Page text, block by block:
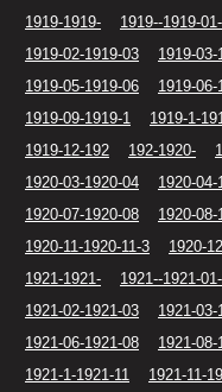
1919-1919-
1919--1919-
1919-02-1919-03
1919-03-
1919-05-1919-06
1919-06-
1919-09-1919-1
1919-1-
1919-12-192
192-1920-
1920-03-1920-04
1920-04-
1920-07-1920-08
1920-08-
1920-11-1920-11-3
1920-
1921-1921-
1921--1921-
1921-02-1921-03
1921-03-
1921-06-1921-08
1921-08-
1921-1-1921-11
1921-11-